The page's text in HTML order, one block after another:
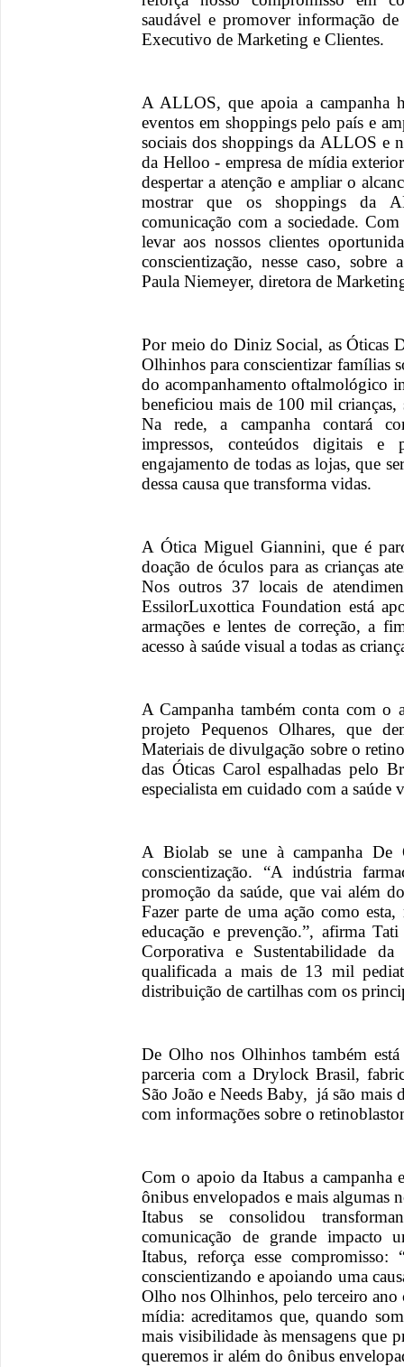
saudável e promover informação
Executivo de Marketing e Clientes.
A ALLOS, que apoia a campanha
eventos em shoppings pelo país e
sociais dos shoppings da ALLOS e
da Helloo - empresa de mídia
despertar a atenção e ampliar o
mostrar que os shoppings da
comunicação com a sociedade.
levar aos nossos clientes
conscientização, nesse caso,
Paula Niemeyer, diretora de
Por meio do Diniz Social, as Óticas
Olhinhos para conscientizar famílias
do acompanhamento oftalmológico
beneficiou mais de 100 mil
Na rede, a campanha contará
impressos, conteúdos digitais e
engajamento de todas as lojas, que
dessa causa que transforma vidas.
A Ótica Miguel Giannini, que é
doação de óculos para as crianças
Nos outros 37 locais de
EssilorLuxottica Foundation está
armações e lentes de correção, a
acesso à saúde visual a todas as
A Campanha também conta com
projeto Pequenos Olhares, que
Materiais de divulgação sobre o
das Óticas Carol espalhadas pelo
especialista em cuidado com a saúde
A Biolab se une à campanha De
conscientização. “A indústria
promoção da saúde, que vai além
Fazer parte de uma ação como
educação e prevenção.”, afirma
Corporativa e Sustentabilidade
qualificada a mais de 13 mil
distribuição de cartilhas com os
De Olho nos Olhinhos também
parceria com a Drylock Brasil,
São João e Needs Baby, já são mais
com informações sobre o
Com o apoio da Itabus a campanha
ônibus envelopados e mais algumas
Itabus se consolidou
comunicação de grande impacto
Itabus, reforça esse compromisso:
conscientizando e apoiando uma
Olho nos Olhinhos, pelo terceiro
mídia: acreditamos que, quando
mais visibilidade às mensagens que
queremos ir além do ônibus